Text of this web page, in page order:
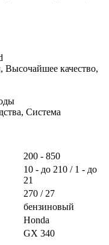
Высочайшее качество,
Система
200 - 850
10 - до 210 / 1 - до
21
270 / 27
бензиновый
Honda
GX 340